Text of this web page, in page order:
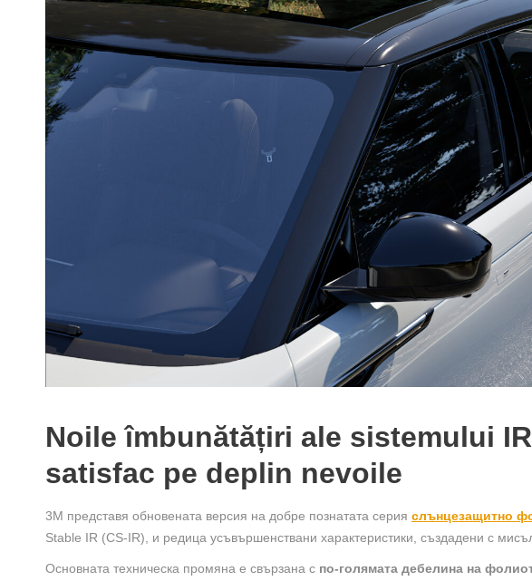
Noile îmbunătățiri ale sistemului
satisfac pe deplin nevoile
3M представя обновената версия на добре познатата серия слънцезащитно
Stable IR (CS-IR), и редица усъвършенствани характеристики, създадени с
Основната техническа промяна е свързана с по-голямата дебелина на